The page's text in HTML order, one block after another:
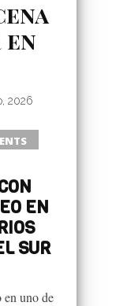
2026
EN
SUR
en uno de